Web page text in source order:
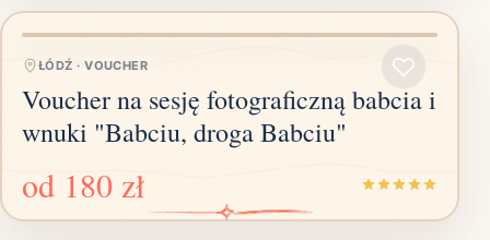
ŁÓDŹ ·VOUCHER
Voucher na sesję fotograficzną babcia i
wnuki "Babciu, droga Babciu"
od 180 zł